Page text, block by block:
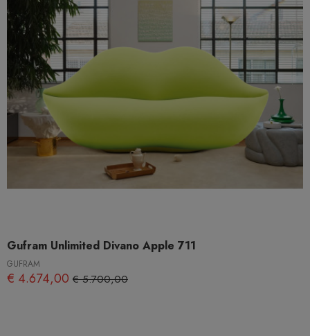
Gufram Unlimited Divano Apple 711
GUFRAM
€ 4.674,00 € 5.700,00